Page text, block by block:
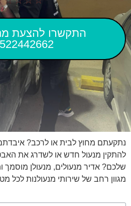
התקשרו להצעת
נתקעתם מחוץ לבית או לרכב?
להתקין מנעול חדש או לשדרג את
שלכם? אדיר מנעולים, מנעולן מוסמך
מגוון רחב של שירותי מנעולנות לכל